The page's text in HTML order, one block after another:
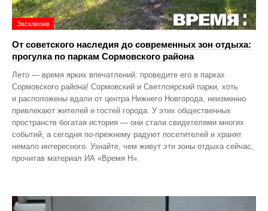
Эксклюзив
От советского наследия до современных зон отдыха:
прогулка по паркам Сормовского района
Лето — время ярких впечатлений: проведите его в парках
Сормовского района! Сормовский и Светлоярский парки, хоть
и расположены вдали от центра Нижнего Новгорода, неизменно
привлекают жителей и гостей города. У этих общественных
пространств богатая история — они стали свидетелями многих
событий, а сегодня по‑прежнему радуют посетителей и хранят
немало интересного. Узнайте, чем живут эти зоны отдыха сейчас,
прочитав материал ИА «Время Н».